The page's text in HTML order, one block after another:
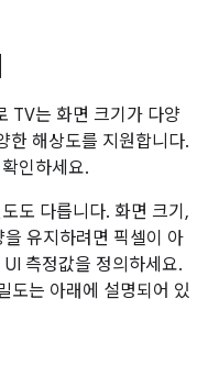
TV는 화면 크기가 다양
해상도를 지원합니다.
확인하세요.
도 다릅니다. 화면 크기,
유지하려면 픽셀이 아
측정값을 정의하세요.
도는 아래에 설명되어 있